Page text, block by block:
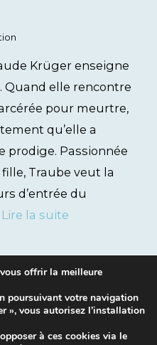
Krüger enseigne
Quand elle rencontre
pour meurtre,
qu’elle a
prodige. Passionnée
Traube veut la
d’entrée du
Lire la suite
offrir la meilleure
poursuivant votre navigation
», vous autorisez l’installation
à ces cookies via le